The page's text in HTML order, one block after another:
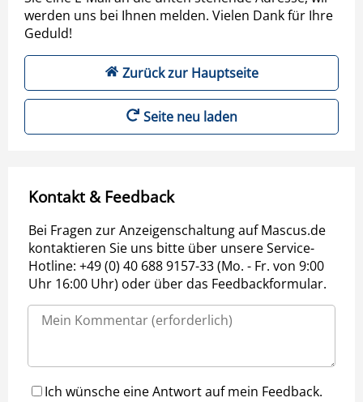
werden uns bei Ihnen melden. Vielen Dank für Ihre
Geduld!
Zurück zur Hauptseite
Seite neu laden
Kontakt & Feedback
Bei Fragen zur Anzeigenschaltung auf Mascus.de
kontaktieren Sie uns bitte über unsere Service-
Hotline: +49 (0) 40 688 9157-33 (Mo. - Fr. von 9:00
Uhr 16:00 Uhr) oder über das Feedbackformular.
Ich wünsche eine Antwort auf mein Feedback.